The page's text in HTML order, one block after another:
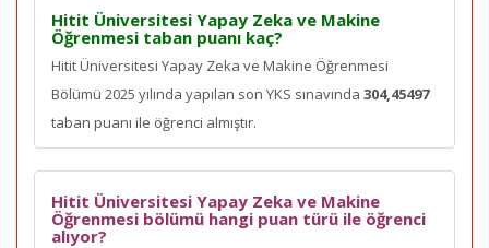
Hitit Üniversitesi Yapay Zeka ve Makine
Öğrenmesi taban puanı kaç?
Hitit Üniversitesi Yapay Zeka ve Makine Öğrenmesi
Bölümü 2025 yılında yapılan son YKS sınavında 304,45497
taban puanı ile öğrenci almıştır.
Hitit Üniversitesi Yapay Zeka ve Makine
Öğrenmesi bölümü hangi puan türü ile öğrenci
alıyor?